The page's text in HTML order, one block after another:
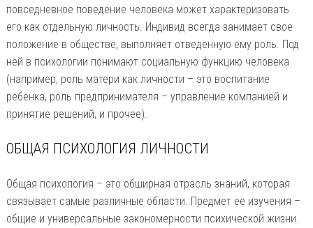
повседневное поведение человека может характеризовать
его как отдельную личность. Индивид всегда занимает свое
положение в обществе, выполняет отведенную ему роль. Под
ней в психологии понимают социальную функцию человека
(например, роль матери как личности – это воспитание
ребенка, роль предпринимателя – управление компанией и
принятие решений, и прочее).
ОБЩАЯ ПСИХОЛОГИЯ ЛИЧНОСТИ
Общая психология – это обширная отрасль знаний, которая
связывает самые различные области. Предмет ее изучения –
общие и универсальные закономерности психической жизни.